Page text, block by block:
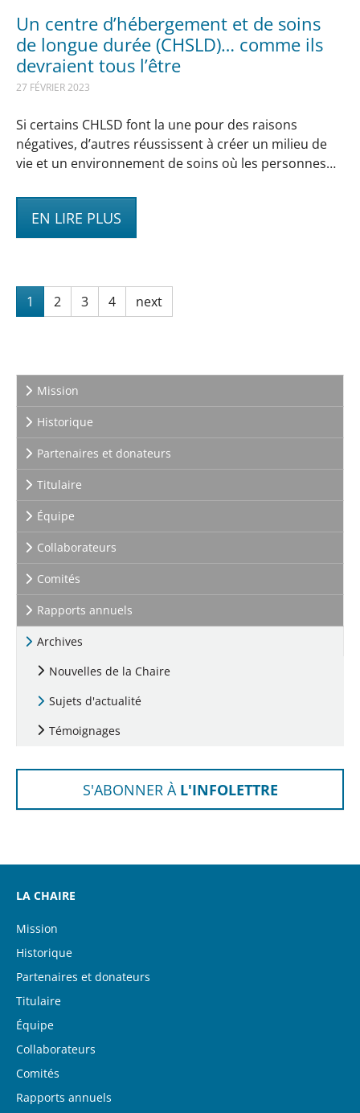
Mission
Historique
Partenaires et donateurs
Titulaire
Équipe
Collaborateurs
Comités
Rapports annuels
Archives
Nouvelles de la Chaire
Sujets d'actualité(current)
Témoignages
S'ABONNER À L'INFOLETTRE
Un centre d’hébergement et de soins
de longue durée (CHSLD)… comme ils
devraient tous l’être
27 FÉVRIER 2023
Si certains CHLSD font la une pour des raisons
négatives, d’autres réussissent à créer un milieu de
vie et un environnement de soins où les personnes…
EN LIRE PLUS
1 2 3 4 next
LA CHAIRE
Mission
Historique
Partenaires et donateurs
Titulaire
Équipe
Collaborateurs
Comités
Rapports annuels